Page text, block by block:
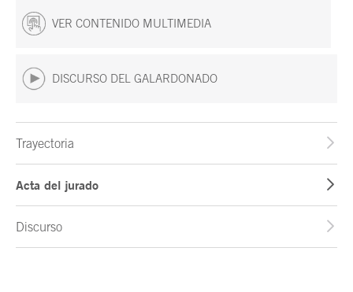
VER CONTENIDO MULTIMEDIA
DISCURSO DEL GALARDONADO
Trayectoria
Acta del jurado
Discurso